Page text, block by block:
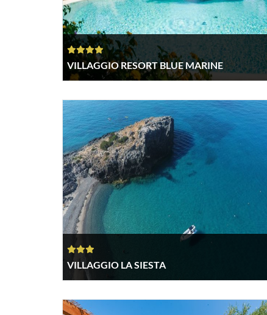
VILLAGGIO RESORT BLUE MARINE
VILLAGGIO LA SIESTA